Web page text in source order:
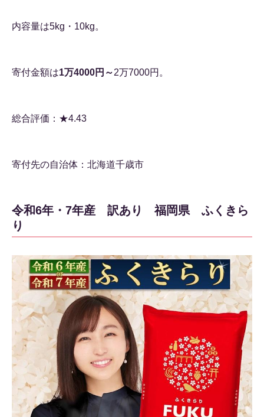
内容量は5kg・10kg。
寄付金額は1万4000円～2万7000円。
総合評価：★4.43
寄付先の自治体：北海道千歳市
令和6年・7年産 訳あり 福岡県 ふくきら
り